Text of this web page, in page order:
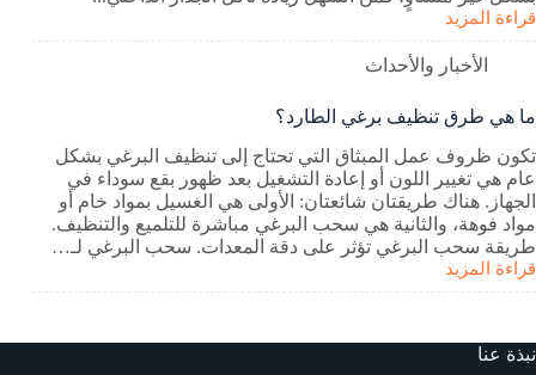
قراءة المزيد
الأخبار والأحداث
ما هي طرق تنظيف برغي الطارد؟
تكون ظروف عمل المبثاق التي تحتاج إلى تنظيف البرغي بشكل
عام هي تغيير اللون أو إعادة التشغيل بعد ظهور بقع سوداء في
الجهاز. هناك طريقتان شائعتان: الأولى هي الغسيل بمواد خام أو
مواد فوهة، والثانية هي سحب البرغي مباشرة للتلميع والتنظيف.
طريقة سحب البرغي تؤثر على دقة المعدات. سحب البرغي لـ…
قراءة المزيد
نبذة عنا